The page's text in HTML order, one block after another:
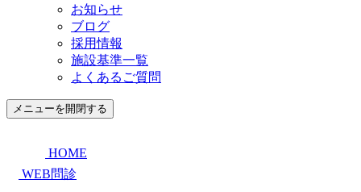
お知らせ
ブログ
採用情報
施設基準一覧
よくあるご質問
メニューを開閉する
HOME
WEB問診